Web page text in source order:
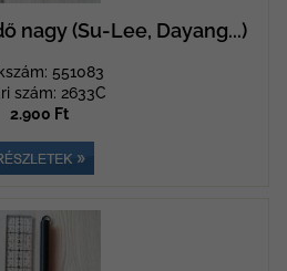
nagy (Su-Lee, Dayang...)
551083
szám: 2633C
2.900 Ft